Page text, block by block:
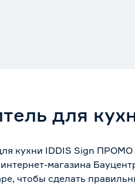
для
кухни IDDIS Sign ПРОМО
магазина
чтобы сделать